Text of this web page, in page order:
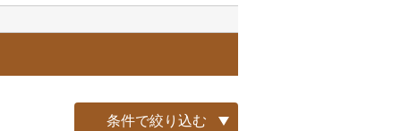
ツ
ッ
条件で絞り込む